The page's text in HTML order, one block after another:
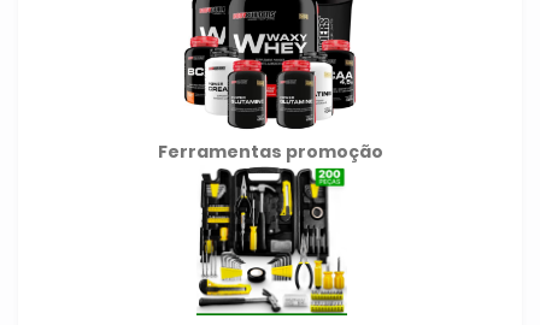
Ferramentas promoção